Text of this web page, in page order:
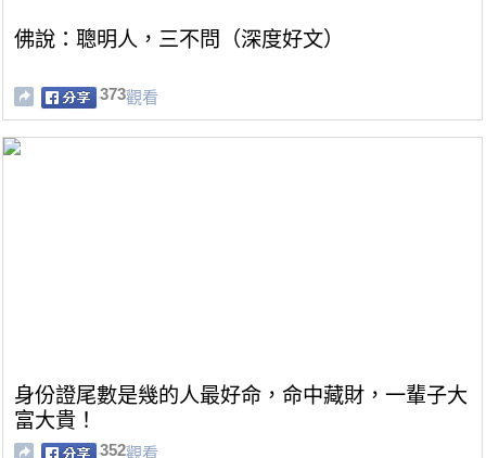
佛說：聰明人，三不問（深度好文）
373觀看
身份證尾數是幾的人最好命，命中藏財，一輩子大
富大貴！
352觀看